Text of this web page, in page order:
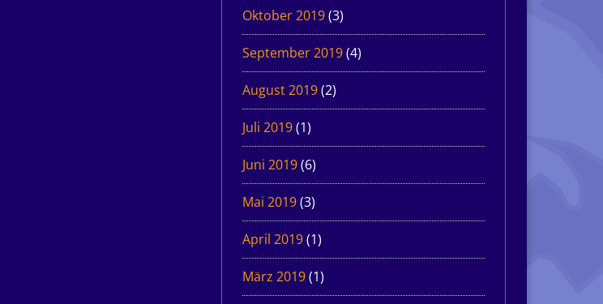
Oktober 2019(3)
September 2019(4)
August 2019(2)
Juli 2019(1)
Juni 2019(6)
Mai 2019(3)
April 2019(1)
März 2019(1)